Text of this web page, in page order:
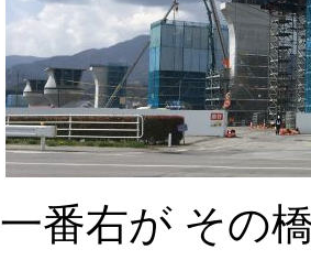
一番右が その